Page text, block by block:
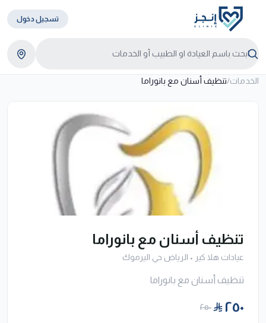
تسجيل دخول
الخدمات/تنظيف أسنان مع بانوراما
تنظيف أسنان مع بانوراما
عيادات هلا كير • الرياض حي اليرموك
تنظيف أسنان مع بانوراما
٢٥٠ ٢٥٠